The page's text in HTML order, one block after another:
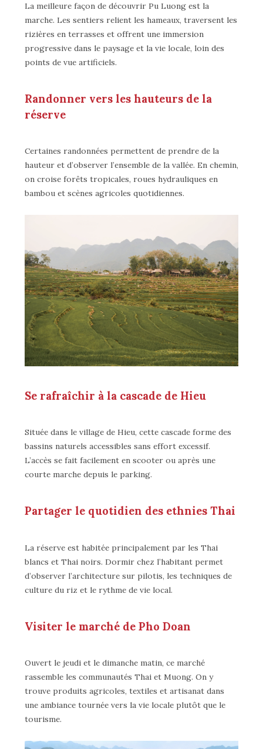
La meilleure façon de découvrir Pu Luong est la
marche. Les sentiers relient les hameaux, traversent les
rizières en terrasses et offrent une immersion
progressive dans le paysage et la vie locale, loin des
points de vue artificiels.
Randonner vers les hauteurs de la
réserve
Certaines randonnées permettent de prendre de la
hauteur et d’observer l’ensemble de la vallée. En chemin,
on croise forêts tropicales, roues hydrauliques en
bambou et scènes agricoles quotidiennes.
Se rafraîchir à la cascade de Hieu
Située dans le village de Hieu, cette cascade forme des
bassins naturels accessibles sans effort excessif.
L’accès se fait facilement en scooter ou après une
courte marche depuis le parking.
Partager le quotidien des ethnies Thai
La réserve est habitée principalement par les Thai
blancs et Thai noirs. Dormir chez l’habitant permet
d’observer l’architecture sur pilotis, les techniques de
culture du riz et le rythme de vie local.
Visiter le marché de Pho Doan
Ouvert le jeudi et le dimanche matin, ce marché
rassemble les communautés Thai et Muong. On y
trouve produits agricoles, textiles et artisanat dans
une ambiance tournée vers la vie locale plutôt que le
tourisme.